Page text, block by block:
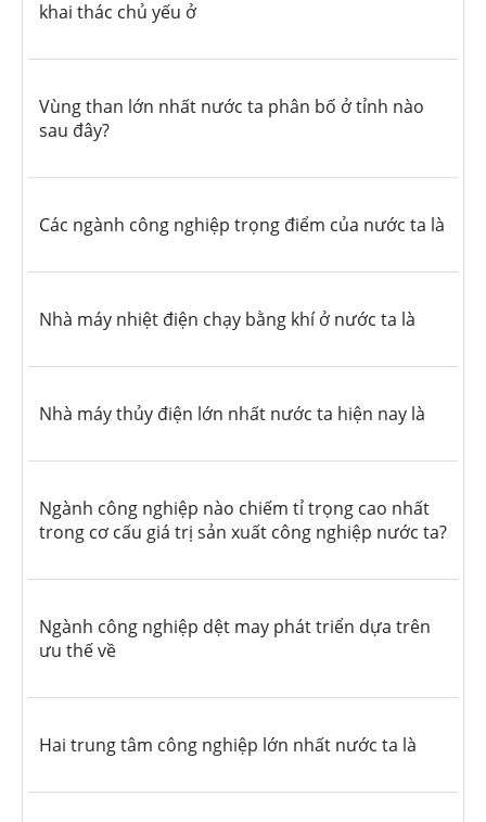
khai thác chủ yếu ở
Vùng than lớn nhất nước ta phân bố ở tỉnh nào
sau đây?
Các ngành công nghiệp trọng điểm của nước ta là
Nhà máy nhiệt điện chạy bằng khí ở nước ta là
Nhà máy thủy điện lớn nhất nước ta hiện nay là
Ngành công nghiệp nào chiếm tỉ trọng cao nhất
trong cơ cấu giá trị sản xuất công nghiệp nước ta?
Ngành công nghiệp dệt may phát triển dựa trên
ưu thế về
Hai trung tâm công nghiệp lớn nhất nước ta là